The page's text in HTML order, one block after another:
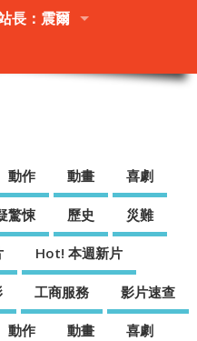
長：震爾
動作 動畫 喜劇
驚悚 歷史 災難
Hot! 本週新片
工商服務 影片速查
動作 動畫 喜劇